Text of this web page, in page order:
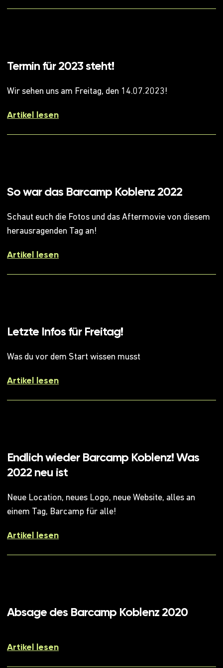
Termin für 2023 steht!
Wir sehen uns am Freitag, den 14.07.2023!
Artikel lesen
So war das Barcamp Koblenz 2022
Schaut euch die Fotos und das Aftermovie von diesem
herausragenden Tag an!
Artikel lesen
Letzte Infos für Freitag!
Was du vor dem Start wissen musst
Artikel lesen
Endlich wieder Barcamp Koblenz! Was
2022 neu ist
Neue Location, neues Logo, neue Website, alles an
einem Tag, Barcamp für alle!
Artikel lesen
Absage des Barcamp Koblenz 2020
Artikel lesen